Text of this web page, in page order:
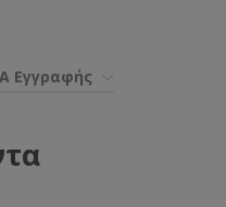
Εγγραφής